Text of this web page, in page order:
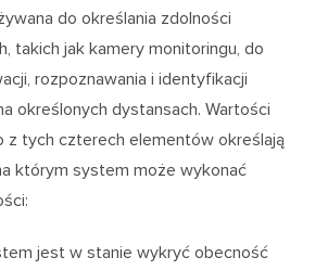
do określania zdolności
takich jak kamery monitoringu, do
rozpoznawania i identyfikacji
określonych dystansach. Wartości
z tych czterech elementów określają
którym system może wykonać
jest w stanie wykryć obecność